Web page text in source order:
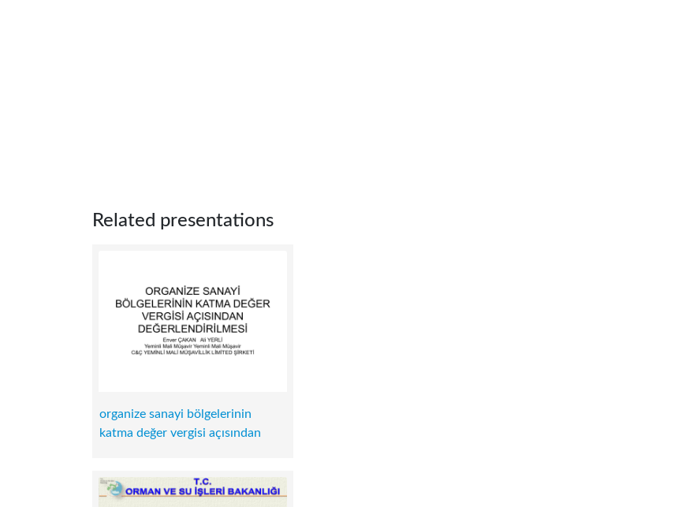
Related presentations
organize sanayi bölgelerinin
katma değer vergisi açısından